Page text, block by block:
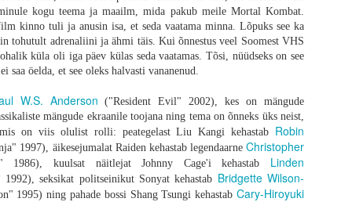
kogu teema ja maailm, mida pakub meile Mortal Kombat.
kinno tuli ja anusin isa, et seda vaatama minna. Lõpuks see ka
tohutult adrenaliini ja ähmi täis. Kui õnnestus veel Soomest VHS
küla oli iga päev külas seda vaatamas. Tõsi, nüüdseks on see
saa öelda, et see oleks halvasti vananenud.
W.S. Anderson ("Resident Evil" 2002), kes on mängude
mängude ekraanile toojana ning tema on õnneks üks neist,
on viis olulist rolli: peategelast Liu Kangi kehastab Robin
1997), äikesejumalat Raiden kehastab legendaarne Christopher
1986), kuulsat näitlejat Johnny Cage'i kehastab Linden
seksikat politseinikut Sonyat kehastab Bridgette Wilson-
1995) ning pahade bossi Shang Tsungi kehastab Cary-Hiroyuki
kõiki sümboleid ja mõningate eksinud stseenide eesmärke, kuid
ja tõmbab draama fännid lähemale.
see üleminek aset leiab. Üks trauma ajab teist taga kuniks ühel
keskmes on 12-aastane Spike, keda kehastab oma esimeses peaosas Alfie
mis on pärast mandrit laastanud raevuviirust suutnud kenasti ellu
ta koos oma isaga varumisretkele, mille käigus nad külastavad maailma
nakatunutega kui ka märkidega laiemast maailmast, millest Spike
tema haiget ema, otsustab poiss minna luupainajalikuks muutunud